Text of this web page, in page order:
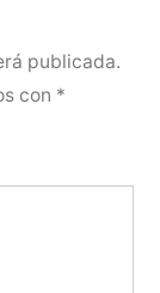
publicada.
con *